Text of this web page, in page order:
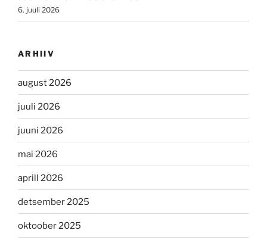
6. juuli 2026
ARHIIV
august 2026
juuli 2026
juuni 2026
mai 2026
aprill 2026
detsember 2025
oktoober 2025